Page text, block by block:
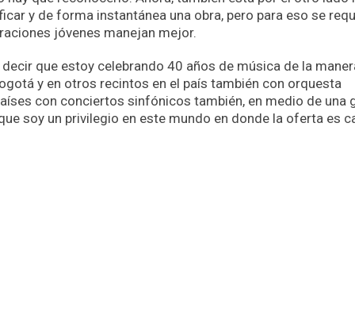
y de forma instantánea una obra, pero para eso se
jóvenes manejan mejor.
que estoy celebrando 40 años de música de la
y en otros recintos en el país también con orquesta
con conciertos sinfónicos también, en medio de una
soy un privilegio en este mundo en donde la oferta es